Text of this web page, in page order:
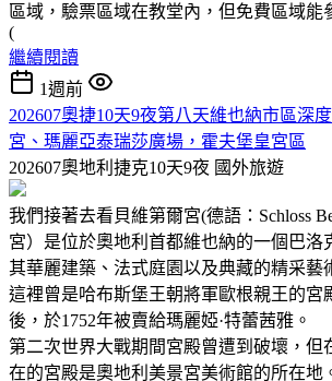
區域，驗票區域在教堂內，但免費區域能
(
繼續閱讀
1週前
202607奧捷10天9夜第八天維也納市區深
宮、瑪麗亞泰瑞莎廣場，霍夫堡皇宮區
202607奧地利捷克10天9夜 國外旅遊
我們接著去看貝維第爾宮(德語：Schloss
宮）是位於奧地利首都維也納的一個巴洛
其華麗建築、法式庭園以及典藏的精采藝
這裡曾是哈布斯堡王朝將軍歐根親王的宮
後，於1752年被賣給瑪麗婭·特蕾茜雅。
第二次世界大戰期間宮殿曾遭到破壞，但
在的宮殿是奧地利美景宮美術館的所在地